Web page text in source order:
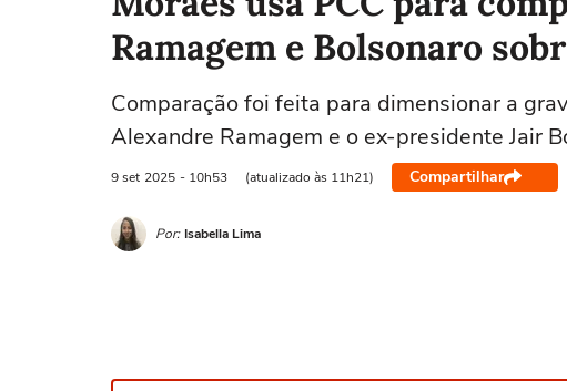
Ramagem e Bolsonaro
Comparação foi feita para dimensionar a
Alexandre Ramagem e o ex-presidente Jair
9 set 2025 - 10h53 (atualizado às 11h21) Compartilhar
Por: Isabella Lima